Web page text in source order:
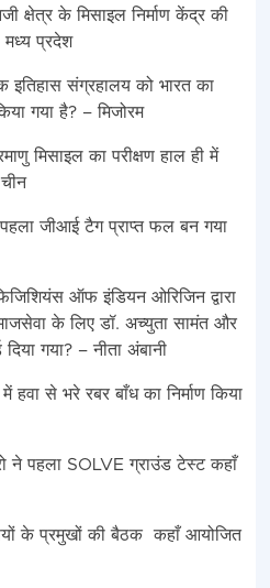
क्षेत्र के मिसाइल निर्माण केंद्र की
मध्य प्रदेश
इतिहास संग्रहालय को भारत का
गया है? – मिजोरम
मिसाइल का परीक्षण हाल ही में
जीआई टैग प्राप्त फल बन गया
ऑफ इंडियन ओरिजिन द्वारा
के लिए डॉ. अच्युता सामंत और
गया? – नीता अंबानी
से भरे रबर बाँध का निर्माण किया
ने पहला SOLVE ग्राउंड टेस्ट कहाँ
के प्रमुखों की बैठक कहाँ आयोजित